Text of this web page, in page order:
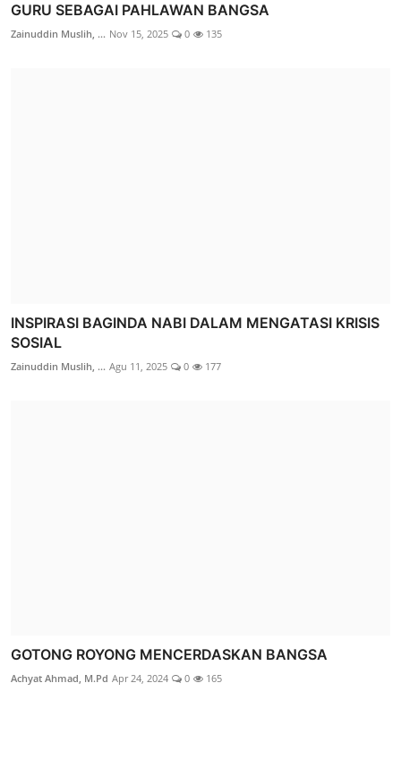
GURU SEBAGAI PAHLAWAN BANGSA
Zainuddin Muslih, ... Nov 15, 2025 0 135
INSPIRASI BAGINDA NABI DALAM MENGATASI KRISIS
SOSIAL
Zainuddin Muslih, ... Agu 11, 2025 0 177
GOTONG ROYONG MENCERDASKAN BANGSA
Achyat Ahmad, M.Pd Apr 24, 2024 0 165